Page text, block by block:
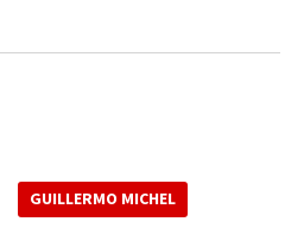
GUILLERMO MICHEL